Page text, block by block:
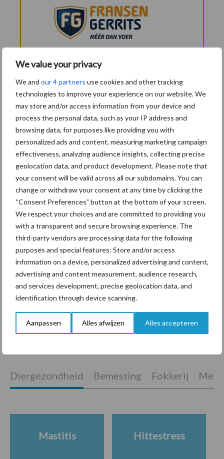
We value your privacy
We and our 4 partners use cookies and other tracking
technologies to improve your experience on our website. We
may store and/or access information from your device and
process the personal data, such as your IP address and
browsing data, for purposes like providing you with
personalized ads and content, measuring marketing campaign
effectiveness, analyzing audience insights, collecting precise
geolocation data, and product development. Please note that
your consent will be valid across all our subdomains. You can
change or withdraw your consent at any time by clicking the
“Consent Preferences” button at the bottom of your screen.
We respect your choices and are committed to providing you
with a transparent and secure browsing experience. The
third-party vendors are processing data for the following
purposes and special features: Store and/or access
information on a device, personalized advertising and content,
advertising and content measurement, audience research,
and services development, precise geolocation data, and
identification through device scanning.
Aanpassen Alles afwijzen Alles accepteren
Aanbevolen voor jou!
Van onze partner Fransen Gerrits
De verborgen kansen in
jouw melkrobotdata
Van onze partner Fransen Gerrits
Vernieuwde Flink Kalver
TMR: de beste start voor
iedere generatie
melkkoeien
Van onze partner Fransen Gerrits
Wijs worden uit robotdata:
van losse cijfers naar
slimme inzichten
Diergezondheid Bemesting Fokkerij
Mastitis Hittestress